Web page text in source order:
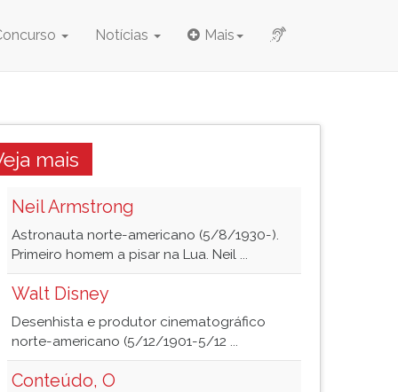
Notícias Mais
mais
Neil Armstrong
Astronauta norte-americano (5/8/1930-).
Primeiro homem a pisar na Lua. Neil ...
Walt Disney
Desenhista e produtor cinematográfico
norte-americano (5/12/1901-5/12 ...
Conteúdo, O